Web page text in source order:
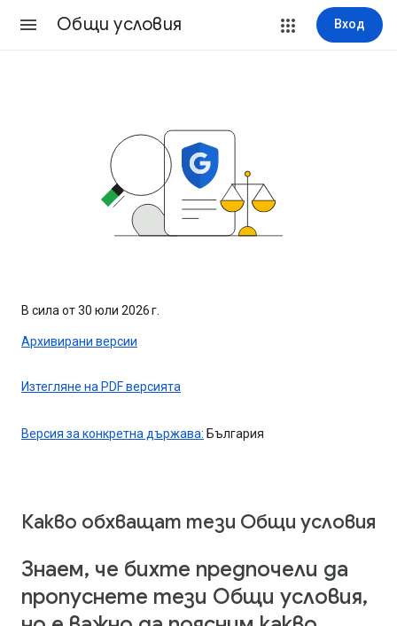
Общи условия Вход
В сила от 30 юли 2026 г.
Архивирани версии
Изтегляне на PDF версията
Версия за конкретна държава: България
Какво обхващат тези Общи условия
Знаем, че бихте предпочели да
пропуснете тези Общи условия,